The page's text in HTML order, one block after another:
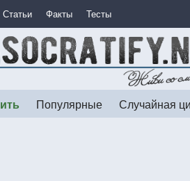
Статьи Факты Тесты
Популярные Случайная